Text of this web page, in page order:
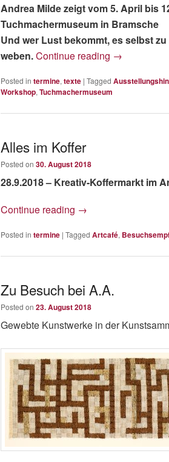
Andrea Milde zeigt vom 5. April bis
Tuchmachermuseum in Bramsche
Und wer Lust bekommt, es selbst
weben.Continue reading →
Posted in termine, texte | Tagged
Workshop, Tuchmachermuseum
Alles im Koffer
Posted on 30. August 2018
28.9.2018 – Kreativ-Koffermarkt im
Continue reading →
Posted in termine | Tagged Artcafé,
Zu Besuch bei A.A.
Posted on 23. August 2018
Gewebte Kunstwerke in der